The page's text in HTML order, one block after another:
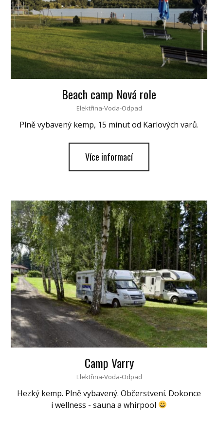
Beach camp Nová role
Elektřina-Voda-Odpad
Plně vybavený kemp, 15 minut od Karlových varů.
Více informací
Camp Varry
Elektřina-Voda-Odpad
Hezký kemp. Plně vybavený. Občerstvení. Dokonce
i wellness - sauna a whirpool